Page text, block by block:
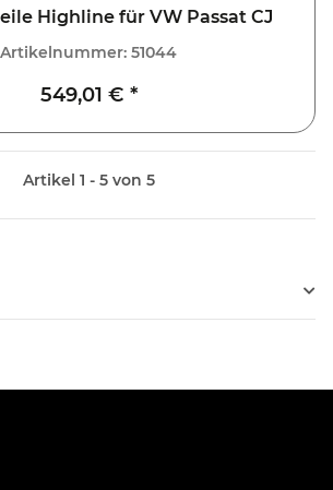
Highline für VW Passat CJ
Artikelnummer: 51044
549,01 € *
Artikel 1 - 5 von 5